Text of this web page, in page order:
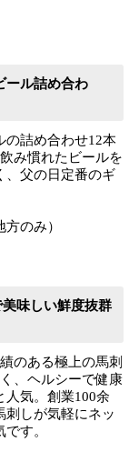
ール詰め合わ
詰め合わせ12本
み慣れたビールを
、父の日定番のギ
のみ）
美味しい鮮度抜群
のある極上の馬刺
、ヘルシーで健康
人気。創業100余
刺しが気軽にネッ
す。